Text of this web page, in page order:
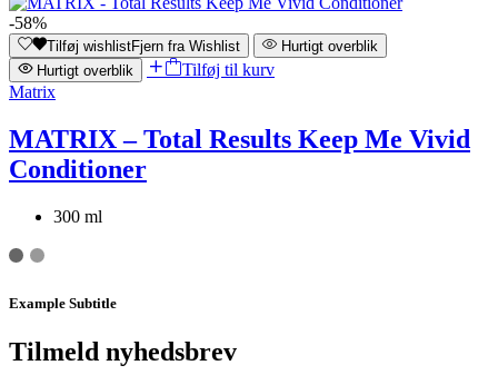
-58%
Tilføj wishlistFjern fra Wishlist
Hurtigt overblik
Hurtigt overblik
Tilføj til kurv
Matrix
MATRIX – Total Results Keep Me Vivid
Conditioner
300 ml
Example Subtitle
Tilmeld nyhedsbrev